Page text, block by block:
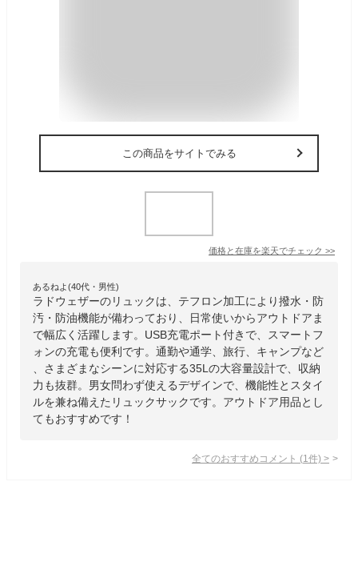
この商品をサイトでみる
価格と在庫を楽天でチェック >>
あるねよ(40代・男性)
ラドウェザーのリュックは、テフロン加工により撥水・防
汚・防油機能が備わっており、日常使いからアウトドアま
で幅広く活躍します。USB充電ポート付きで、スマートフ
ォンの充電も便利です。通勤や通学、旅行、キャンプなど
、さまざまなシーンに対応する35Lの大容量設計で、収納
力も抜群。男女問わず使えるデザインで、機能性とスタイ
ルを兼ね備えたリュックサックです。アウトドア用品とし
てもおすすめです！
全てのおすすめコメント (1 件) >